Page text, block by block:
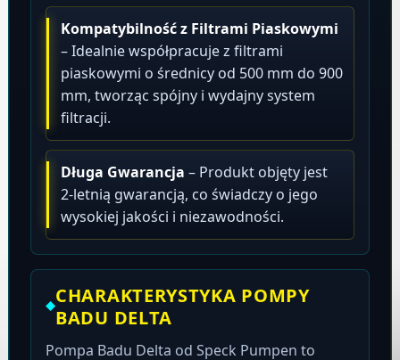
Kompatybilność z Filtrami Piaskowymi
– Idealnie współpracuje z filtrami
piaskowymi o średnicy od 500 mm do 900
mm, tworząc spójny i wydajny system
filtracji.
Długa Gwarancja – Produkt objęty jest
2-letnią gwarancją, co świadczy o jego
wysokiej jakości i niezawodności.
CHARAKTERYSTYKA POMPY
BADU DELTA
Pompa Badu Delta od Speck Pumpen to